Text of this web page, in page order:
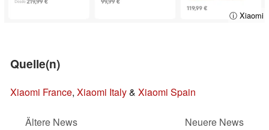
ⓘ Xiaomi
Quelle(n)
Xiaomi France, Xiaomi Italy& Xiaomi Spain
Ältere News
Neuere News